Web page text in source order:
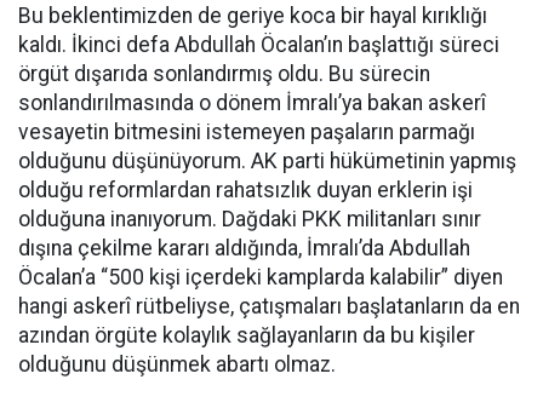
Bu beklentimizden de geriye koca bir hayal kırıklığı
kaldı. İkinci defa Abdullah Öcalan’ın başlattığı süreci
örgüt dışarıda sonlandırmış oldu. Bu sürecin
sonlandırılmasında o dönem İmralı’ya bakan askerî
vesayetin bitmesini istemeyen paşaların parmağı
olduğunu düşünüyorum. AK parti hükümetinin yapmış
olduğu reformlardan rahatsızlık duyan erklerin işi
olduğuna inanıyorum. Dağdaki PKK militanları sınır
dışına çekilme kararı aldığında, İmralı’da Abdullah
Öcalan’a “500 kişi içerdeki kamplarda kalabilir” diyen
hangi askerî rütbeliyse, çatışmaları başlatanların da en
azından örgüte kolaylık sağlayanların da bu kişiler
olduğunu düşünmek abartı olmaz.